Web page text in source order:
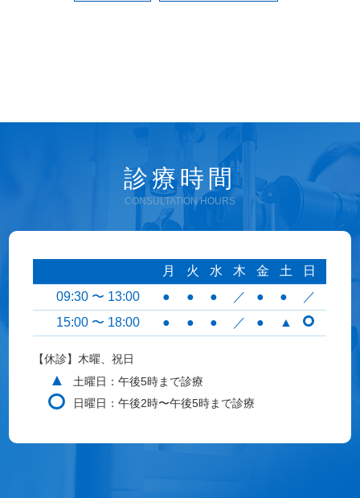
診療時間
CONSULTATION HOURS
月 火 水 木 金 土
日
09:30 〜 13:00
● ● ● ／ ● ●
／
15:00 〜 18:00
● ● ● ／ ● ▲
【休診】木曜、祝日
▲
土曜日：午後5時まで診療
日曜日：午後2時〜午後5時まで診療